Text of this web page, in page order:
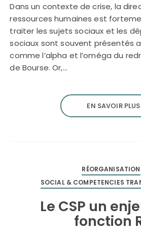
Dans un contexte de crise, la
ressources humaines est
traiter les sujets sociaux et les
sociaux sont souvent présentés
comme l’alpha et l’oméga du
de Bourse. Or,…
EN SAVOIR PLUS
RÉORGANISATION
SOCIAL & COMPETENCIES
Le CSP un
fonction